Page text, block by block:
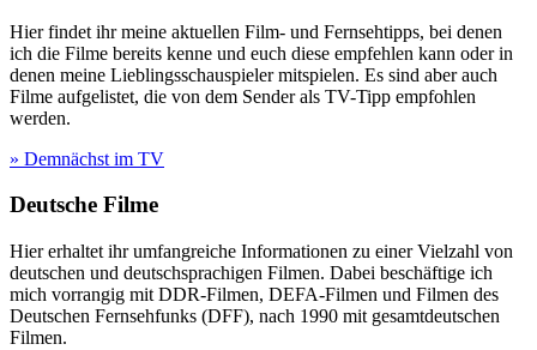
Hier findet ihr meine aktuellen Film- und Fernsehtipps, bei denen
ich die Filme bereits kenne und euch diese empfehlen kann oder in
denen meine Lieblingsschauspieler mitspielen. Es sind aber auch
Filme aufgelistet, die von dem Sender als TV-Tipp empfohlen
werden.
» Demnächst im TV
Deutsche Filme
Hier erhaltet ihr umfangreiche Informationen zu einer Vielzahl von
deutschen und deutschsprachigen Filmen. Dabei beschäftige ich
mich vorrangig mit DDR-Filmen, DEFA-Filmen und Filmen des
Deutschen Fernsehfunks (DFF), nach 1990 mit gesamtdeutschen
Filmen.